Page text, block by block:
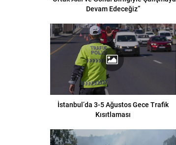
Devam Edeceğiz”
İstanbul’da 3-5 Ağustos Gece Trafik
Kısıtlaması